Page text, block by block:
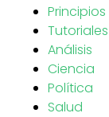
Tutoriales
Análisis
Ciencia
Política
Salud